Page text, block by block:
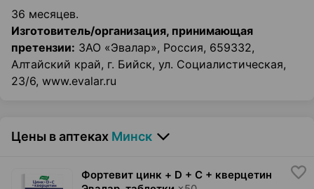
36 месяцев.
Изготовитель/организация, принимающая
претензии: ЗАО «Эвалар», Россия, 659332,
Алтайский край, г. Бийск, ул. Социалистическая,
23/6, www.evalar.ru
Цены в аптеках Минск
Фортевит цинк + D + C + кверцетин